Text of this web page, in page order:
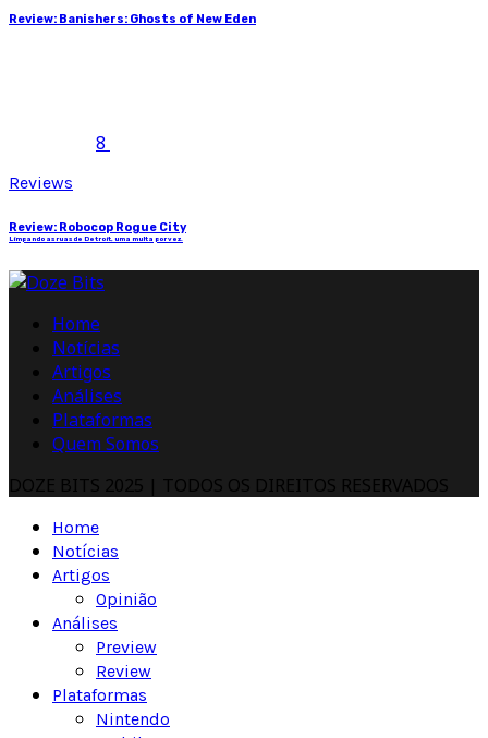
Review: Banishers: Ghosts of New Eden
8
Reviews
Review: Robocop Rogue City
Limpando as ruas de Detroit, uma multa por vez.
Home
Notícias
Artigos
Análises
Plataformas
Quem Somos
DOZE BITS 2025 | TODOS OS DIREITOS RESERVADOS
Home
Notícias
Artigos
Opinião
Análises
Preview
Review
Plataformas
Nintendo